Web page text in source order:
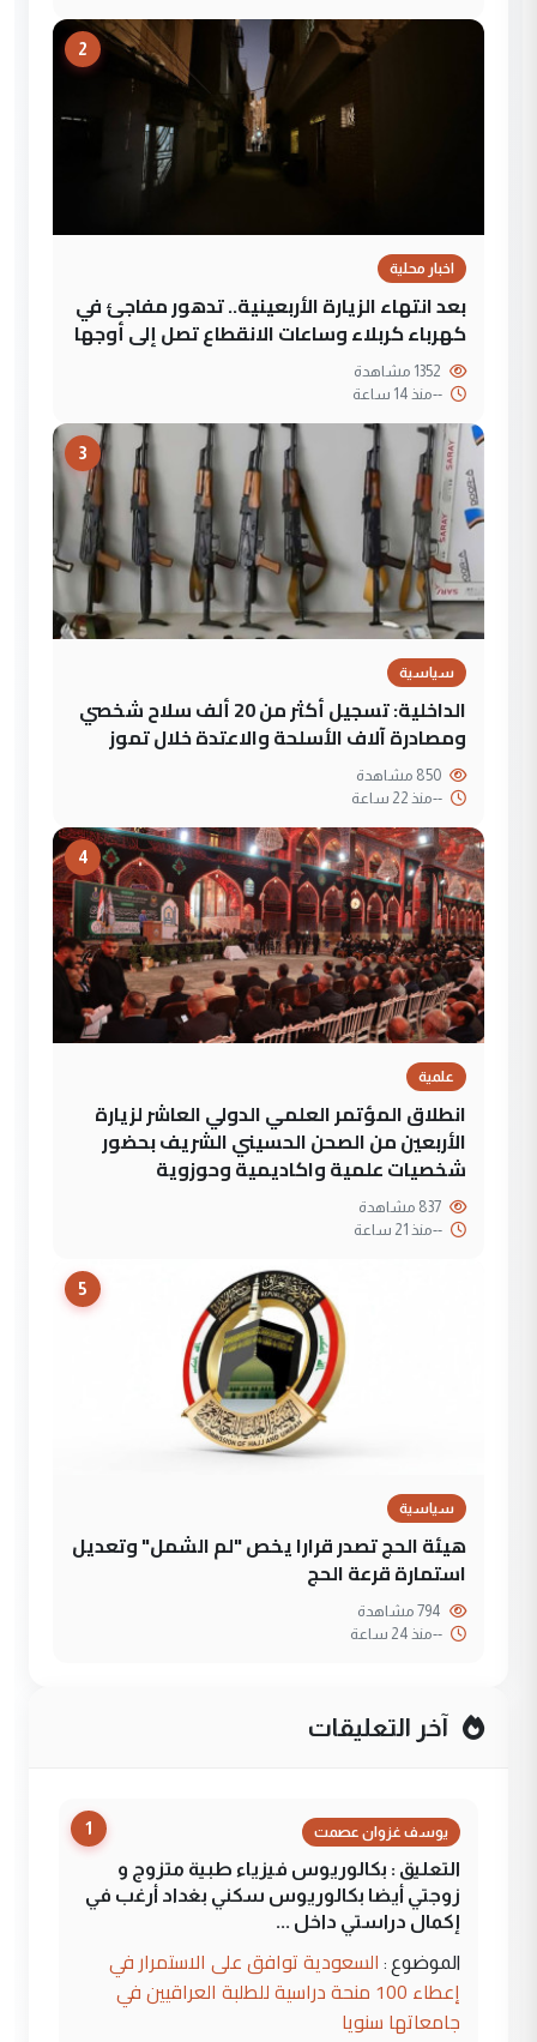
2
اخبار محلية
بعد انتهاء الزيارة الأربعينية.. تدهور مفاجئ في
كهرباء كربلاء وساعات الانقطاع تصل إلى أوجها
--منذ 14 ساعة
3
سياسية
الداخلية: تسجيل أكثر من 20 ألف سلاح شخصي
ومصادرة آلاف الأسلحة والاعتدة خلال تموز
--منذ 22 ساعة
4
علمية
انطلاق المؤتمر العلمي الدولي العاشر لزيارة
الأربعين من الصحن الحسيني الشريف بحضور
شخصيات علمية واكاديمية وحوزوية
--منذ 21 ساعة
5
سياسية
هيئة الحج تصدر قرارا يخص "لم الشمل" وتعديل
استمارة قرعة الحج
--منذ 24 ساعة
آخر التعليقات
1 يوسف غزوان عصمت
التعليق : بكالوريوس فيزياء طبية متزوج و
زوجتي أيضا بكالوريوس سكني بغداد أرغب في
إكمال دراستي داخل ...
الموضوع : السعودية توافق على الاستمرار في
إعطاء 100 منحة دراسية للطلبة العراقيين في
جامعاتها سنويا